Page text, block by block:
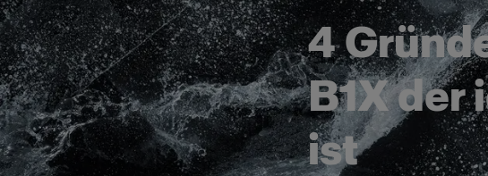
4
B1X der
ist